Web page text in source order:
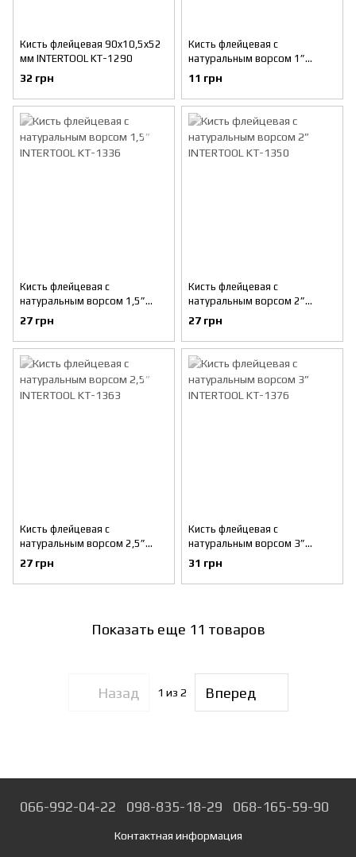
Кисть флейцевая 90x10,5x52
мм INTERTOOL KT-1290
32 грн
Кисть флейцевая с
натуральным ворсом 1”
INTERTOOL KT-1325
11 грн
Кисть флейцевая с
натуральным ворсом 1,5”
INTERTOOL KT-1336
27 грн
Кисть флейцевая с
натуральным ворсом 2”
INTERTOOL KT-1350
27 грн
Кисть флейцевая с
натуральным ворсом 2,5”
INTERTOOL KT-1363
27 грн
Кисть флейцевая с
натуральным ворсом 3”
INTERTOOL KT-1376
31 грн
Показать еще 11 товаров
Назад 1 из 2 Вперед
066-992-04-22 098-835-18-29 068-165-59-90
Контактная информация